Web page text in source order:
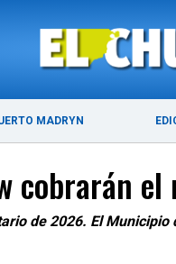
MADRYN
cobrarán
de 2026. El